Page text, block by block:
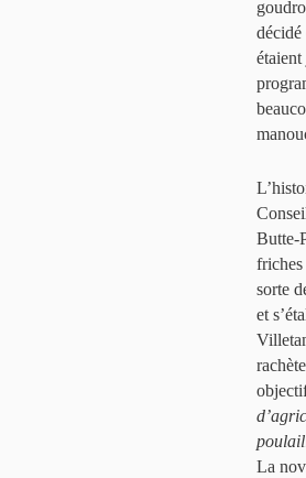
décidé
Butte-
friches
sorte
et
La